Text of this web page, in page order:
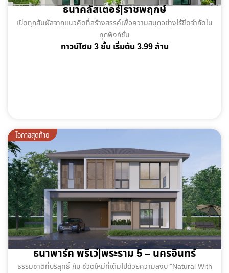
ธนาคลัสเตอร์|ราชพฤกษ์
เปิดทุกสัมผัสจากแนวคิดที่สร้างสรรค์เพื่อความสนุกอย่างไร้ขีดจำกัดใน
ทุกฟังก์ชั่น
ทาวน์โฮม 3 ชั้น เริ่มต้น 3.99 ล้าน
พร้อมอยู่
โอกาสสุดท้าย
ธนาพาร์ค พรีเว่|พระราม 5 – นครอินทร์
ธรรมชาติที่บริสุทธิ์ กับ ชีวิตใหม่ที่เต็มไปด้วยความสงบ "Natural With